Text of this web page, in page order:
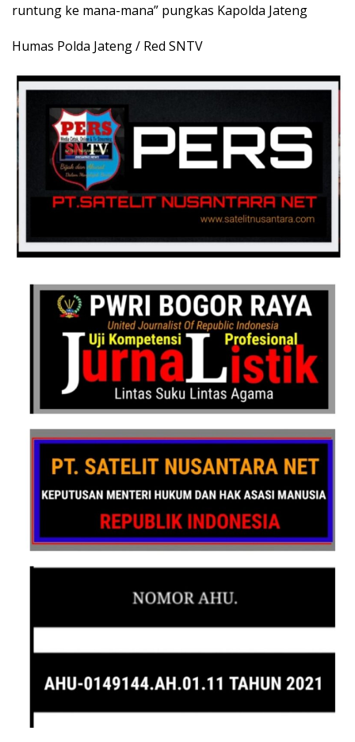
runtung ke mana-mana” pungkas Kapolda Jateng
Humas Polda Jateng / Red SNTV